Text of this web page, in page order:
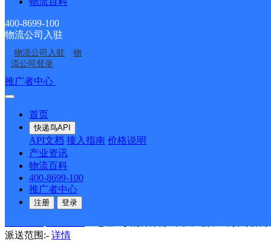
400-8699-100
物流公司入驻
物流公司入驻
物
流公司登录
推广者中心
首页
快递鸟API
API文档 接入指南 价格说明
产业资讯
物流百科
400-8699-100
推广者中心
注册 登录
中国邮政集团有限公司安徽省庐江县长岗邮政所
邮政国内 更多号码
中国邮政集团有限公司安徽省庐江县罗河支局
邮政国内
派送范围:-
中国邮政集团有限公司安徽省庐江县缺口支局
邮政国内 更多号码
派送范围:-详情
中国邮政集团有限公司安徽省庐江县砖桥支局
派送范围:- 详情